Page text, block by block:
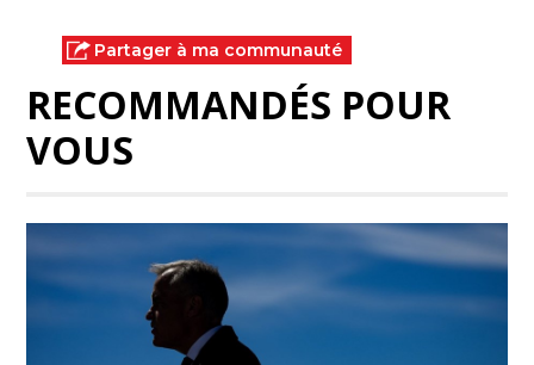
Partager à ma communauté
RECOMMANDÉS POUR
VOUS